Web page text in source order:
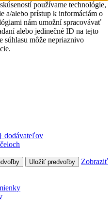
používame technológie,
a/alebo prístup k informáciám o
nám umožní spracovávať
alebo jedinečné ID na tejto
súhlasu môže nepriaznivo
dodávateľov
Uložiť predvoľby
Zobraziť